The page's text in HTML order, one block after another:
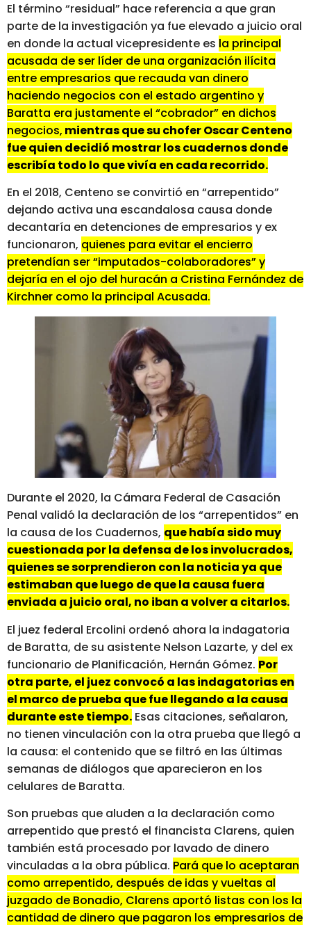
El término “residual” hace referencia a que gran
parte de la investigación ya fue elevado a juicio oral
en donde la actual vicepresidente es la principal
acusada de ser líder de una organización ilícita
entre empresarios que recauda van dinero
haciendo negocios con el estado argentino y
Baratta era justamente el “cobrador” en dichos
negocios, mientras que su chofer Oscar Centeno
fue quien decidió mostrar los cuadernos donde
escribía todo lo que vivía en cada recorrido.
En el 2018, Centeno se convirtió en “arrepentido”
dejando activa una escandalosa causa donde
decantaría en detenciones de empresarios y ex
funcionaron, quienes para evitar el encierro
pretendían ser “imputados-colaboradores” y
dejaría en el ojo del huracán a Cristina Fernández de
Kirchner como la principal Acusada.
Durante el 2020, la Cámara Federal de Casación
Penal validó la declaración de los “arrepentidos” en
la causa de los Cuadernos, que había sido muy
cuestionada por la defensa de los involucrados,
quienes se sorprendieron con la noticia ya que
estimaban que luego de que la causa fuera
enviada a juicio oral, no iban a volver a citarlos.
El juez federal Ercolini ordenó ahora la indagatoria
de Baratta, de su asistente Nelson Lazarte, y del ex
funcionario de Planificación, Hernán Gómez. Por
otra parte, el juez convocó a las indagatorias en
el marco de prueba que fue llegando a la causa
durante este tiempo. Esas citaciones, señalaron,
no tienen vinculación con la otra prueba que llegó a
la causa: el contenido que se filtró en las últimas
semanas de diálogos que aparecieron en los
celulares de Baratta.
Son pruebas que aluden a la declaración como
arrepentido que prestó el financista Clarens, quien
también está procesado por lavado de dinero
vinculadas a la obra pública. Pará que lo aceptaran
como arrepentido, después de idas y vueltas al
juzgado de Bonadio, Clarens aportó listas con los la
cantidad de dinero que pagaron los empresarios de